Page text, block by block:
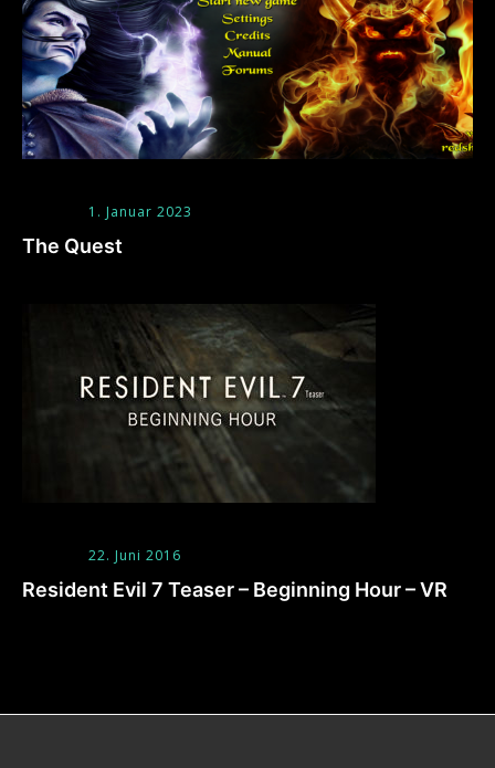
1. Januar 2023
The Quest
22. Juni 2016
Resident Evil 7 Teaser – Beginning Hour – VR